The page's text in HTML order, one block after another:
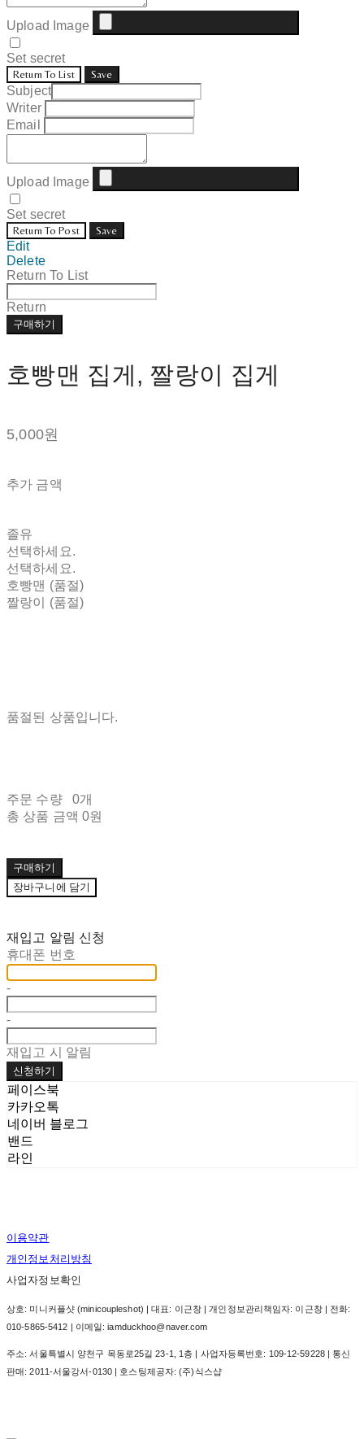
Upload Image
Set secret
Return To List Save
Subject
Writer
Email
Upload Image
Set secret
Return To Post Save
Edit
Delete
Return To List
Return
구매하기
호빵맨 집게, 짤랑이 집게
5,000원
추가 금액
졸유
선택하세요.
선택하세요.
호빵맨 (품절)
짤랑이 (품절)
품절된 상품입니다.
주문 수량
0개
총 상품 금액 0원
구매하기
장바구니에 담기
재입고 알림 신청
휴대폰 번호
-
-
재입고 시 알림
신청하기
페이스북
카카오톡
네이버 블로그
밴드
라인
이용약관
개인정보처리방침
사업자정보확인
상호: 미니커플샷 (minicoupleshot) | 대표: 이근창 | 개인정보관리책임자: 이근창 | 전화:
010-5865-5412 | 이메일: iamduckhoo@naver.com
주소: 서울특별시 양천구 목동로25길 23-1, 1층 | 사업자등록번호: 109-12-59228| 통신
판매:2011-서울강서-0130 | 호스팅제공자: (주)식스샵